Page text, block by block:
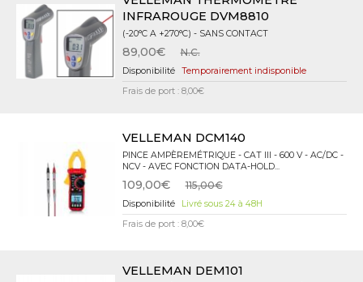
INFRAROUGE DVM8810
(-20°C A +270°C) - SANS CONTACT
89,00€ N.C.
Temporairement indisponible
Frais de port : 8,00€
VELLEMAN DCM140
PINCE AMPÈREMÉTRIQUE - CAT III - 600 V - AC/DC -
NCV - AVEC FONCTION DATA-HOLD...
109,00€ 115,00€
Livré sous 24 à 48H
Frais de port : 8,00€
VELLEMAN DEM101